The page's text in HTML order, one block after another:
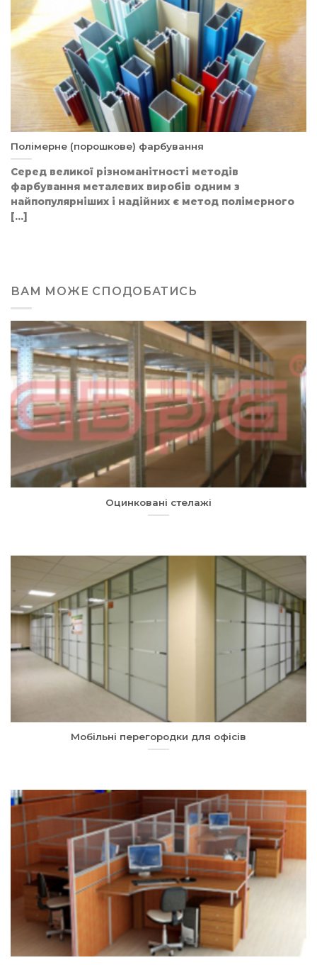
Полімерне (порошкове) фарбування
Серед великої різноманітності методів
фарбування металевих виробів одним з
найпопулярніших і надійних є метод полімерного
[...]
ВАМ МОЖЕ СПОДОБАТИСЬ
Оцинковані стелажі
Мобільні перегородки для офісів